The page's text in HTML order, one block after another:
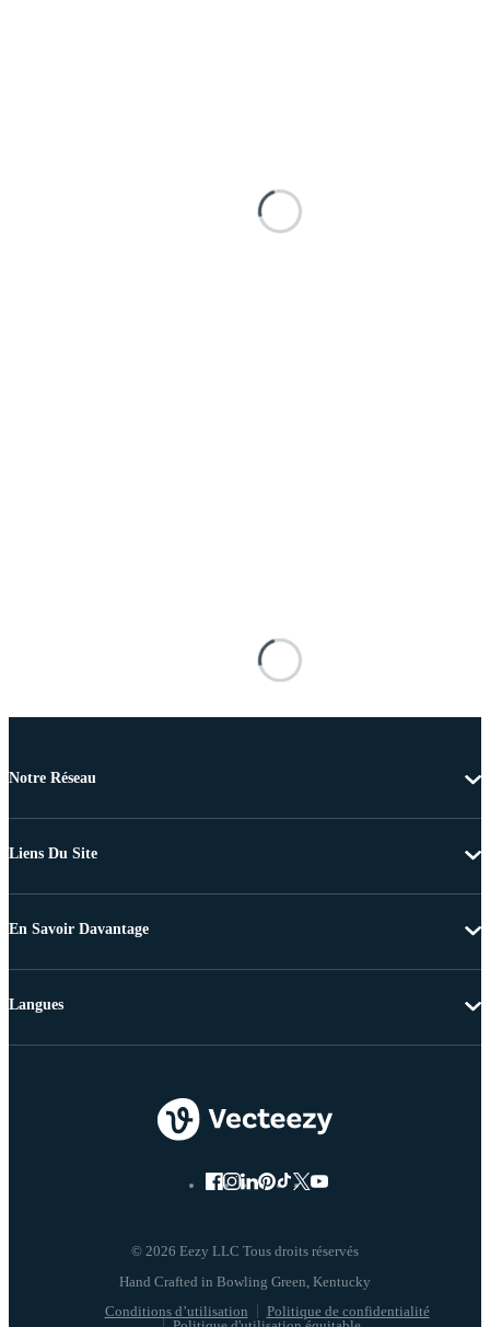
Notre Réseau
Liens Du Site
En Savoir Davantage
© 2026 Eezy LLC Tous droits réservés
Conditions d’utilisation
Politique de confidentialité
Langues